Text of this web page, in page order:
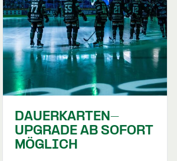
DAUERKARTEN-
UPGRADE AB SOFORT
MÖGLICH